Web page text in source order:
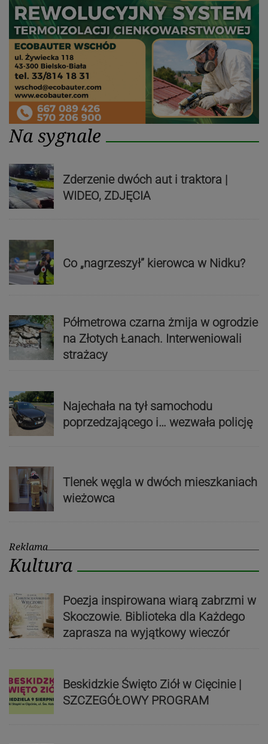
Na sygnale
Zderzenie dwóch aut i traktora |
WIDEO, ZDJĘCIA
Co „nagrzeszył” kierowca w Nidku?
Półmetrowa czarna żmija w ogrodzie
na Złotych Łanach. Interweniowali
strażacy
Najechała na tył samochodu
poprzedzającego i… wezwała policję
Tlenek węgla w dwóch mieszkaniach
wieżowca
Reklama
Kultura
Poezja inspirowana wiarą zabrzmi w
Skoczowie. Biblioteka dla Każdego
zaprasza na wyjątkowy wieczór
Beskidzkie Święto Ziół w Cięcinie |
SZCZEGÓŁOWY PROGRAM